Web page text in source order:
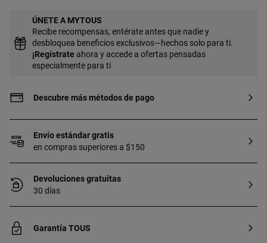
ÚNETE A MYTOUS
Recibe recompensas, entérate antes que nadie y
desbloquea beneficios exclusivos—hechos solo para ti.
¡Regístrate ahora y accede a ofertas pensadas
especialmente para ti
Descubre más métodos de pago
Envío estándar gratis
en compras superiores a $150
Devoluciones gratuitas
30 días
Garantía TOUS